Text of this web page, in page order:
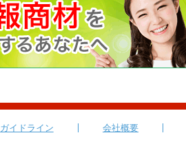
ガイドライン 会社概要